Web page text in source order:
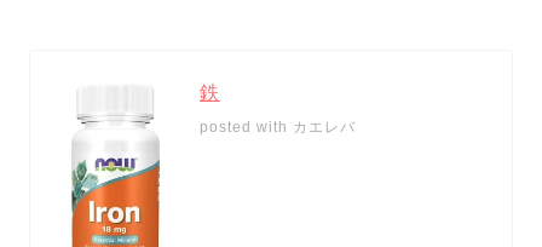
鉄
posted with カエレバ